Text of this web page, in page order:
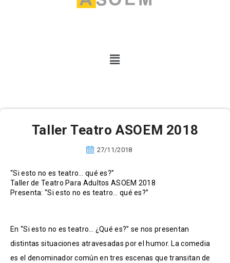
Taller Teatro ASOEM 2018
27/11/2018
“Si esto no es teatro… qué es?”
Taller de Teatro Para Adultos ASOEM 2018
Presenta: “Si esto no es teatro… qué es?”
En “Si esto no es teatro… ¿Qué es?” se nos presentan
distintas situaciones atravesadas por el humor. La comedia
es el denominador común en tres escenas que transitan de